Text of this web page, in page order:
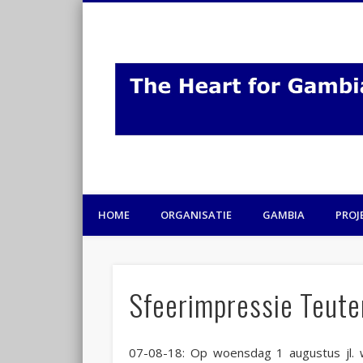
HOME ORGANISATIE GAMBIA
Sfeerimpressie
07-08-18: Op woensdag 1 augustus jl.